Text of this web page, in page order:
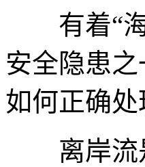
有着“海
安全隐患
如何正确处
离岸流是